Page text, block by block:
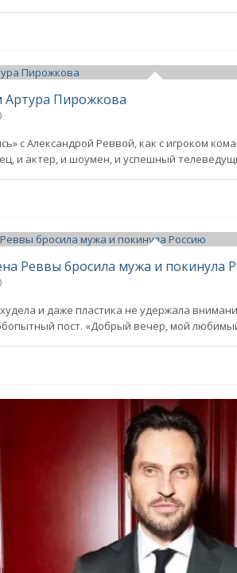
Артура Пирожкова
с Александрой Реввой, как с игроком
и актер, и шоумен, и успешный
Реввы бросила мужа и покинула
и даже пластика не удержала
пост. «Добрый вечер, мой